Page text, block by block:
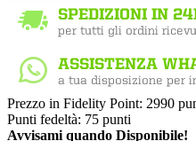
Prezzo in Fidelity Point: 2990
Punti fedeltà: 75 punti
Avvisami quando Disponibile!